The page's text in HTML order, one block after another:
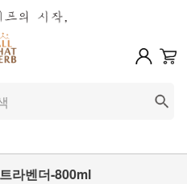
라벤더-800ml